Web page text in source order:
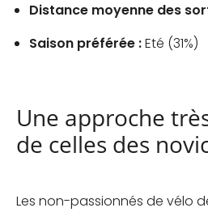
Distance moyenne des
Saison préférée :Eté (31%)
Une approche
de celles des
Les non-passionnés de vélo